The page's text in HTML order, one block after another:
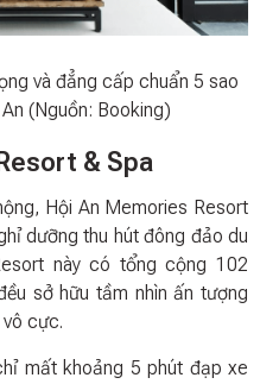
và đẳng cấp chuẩn 5 sao
(Nguồn: Booking)
& Spa
Hội An Memories Resort
dưỡng thu hút đông đảo du
này có tổng cộng 102
sở hữu tầm nhìn ấn tượng
cực.
mất khoảng 5 phút đạp xe